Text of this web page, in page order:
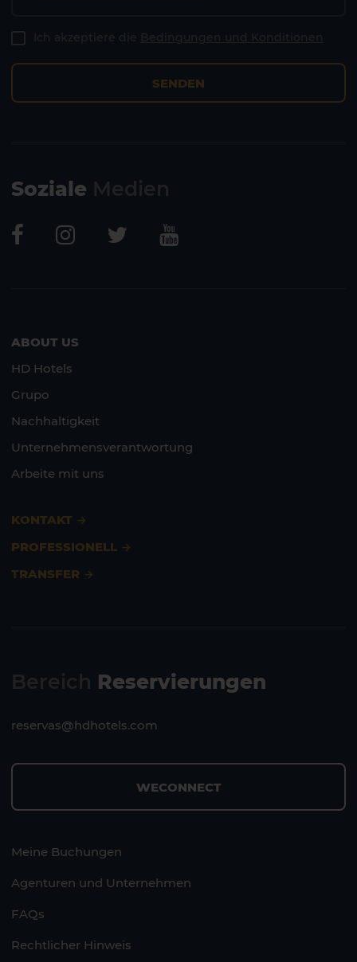
SENDEN
Soziale
ABOUT US
HD Hotels
Grupo
Nachhaltigkeit
Unternehmensverantwortung
Arbeite mit uns
KONTAKT
PROFESSIONELL
TRANSFER
Reservierungen
reservas@hdhotels.com
WECONNECT
Meine Buchungen
Agenturen und Unternehmen
FAQs
Rechtlicher Hinweis